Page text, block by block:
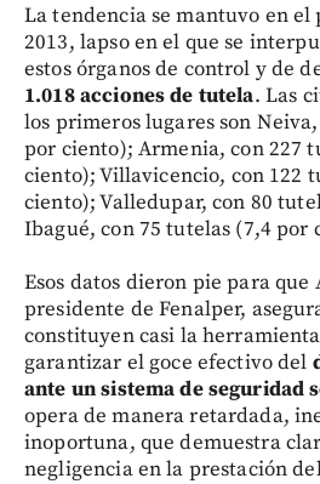
La tendencia se mantuvo en
2013, lapso en el que se
estos órganos de control y de
1.018 acciones de tutela. Las
los primeros lugares son
por ciento); Armenia, con 227
ciento); Villavicencio, con 122
ciento); Valledupar, con 80
Ibagué, con 75 tutelas (7,4 por
Esos datos dieron pie para que
presidente de Fenalper,
constituyen casi la
garantizar el goce efectivo del
ante un sistema de seguridad
opera de manera retardada,
inoportuna, que demuestra
negligencia en la prestación